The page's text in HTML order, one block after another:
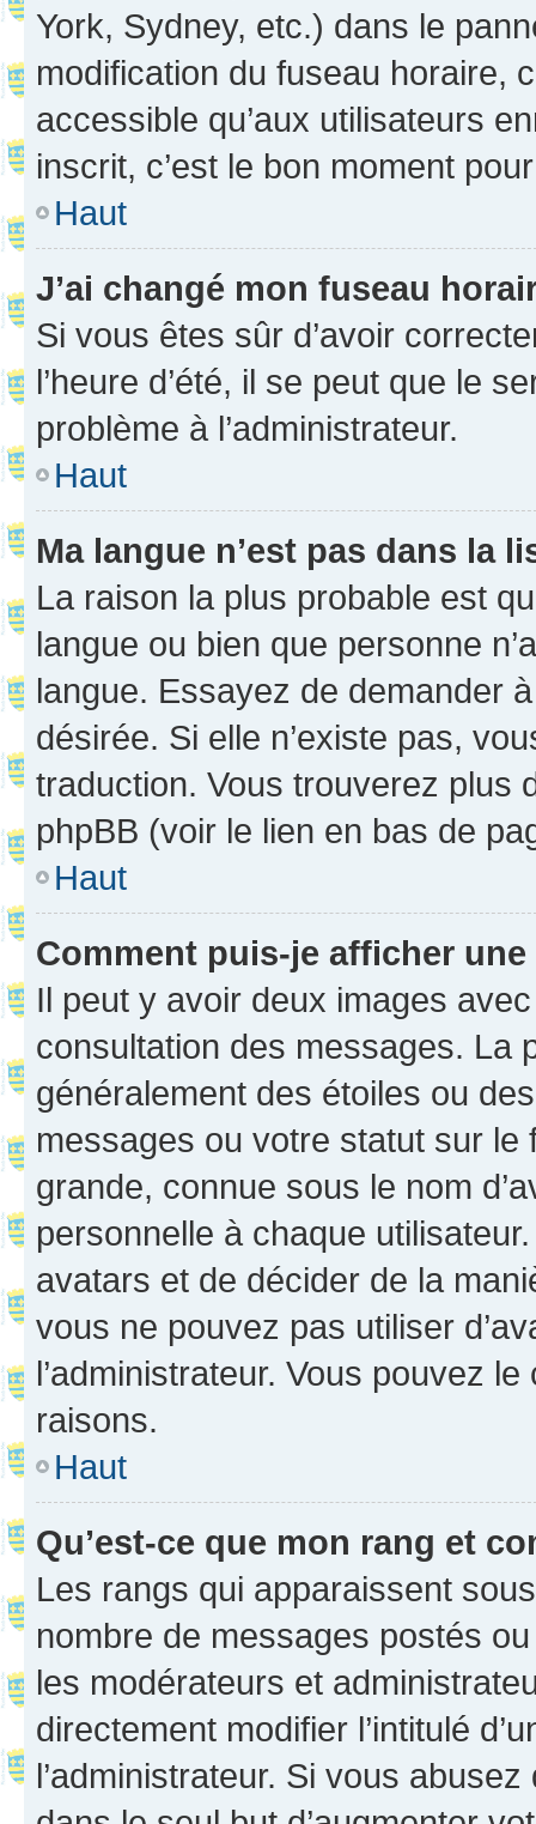
York, Sydney, etc.) dans le
modification du fuseau horaire,
accessible qu’aux utilisateurs
inscrit, c’est le bon moment
Haut
J’ai changé mon fuseau
Si vous êtes sûr d’avoir
l’heure d’été, il se peut que le
problème à l’administrateur.
Haut
Ma langue n’est pas dans la
La raison la plus probable est
langue ou bien que personne
langue. Essayez de demander
désirée. Si elle n’existe pas,
traduction. Vous trouverez plus
phpBB (voir le lien en bas de
Haut
Comment puis-je afficher
Il peut y avoir deux images
consultation des messages. La
généralement des étoiles ou
messages ou votre statut sur
grande, connue sous le nom
personnelle à chaque utilisateur.
avatars et de décider de la
vous ne pouvez pas utiliser
l’administrateur. Vous pouvez
raisons.
Haut
Qu’est-ce que mon rang et
Les rangs qui apparaissent
nombre de messages postés
les modérateurs et
directement modifier l’intitulé
l’administrateur. Si vous